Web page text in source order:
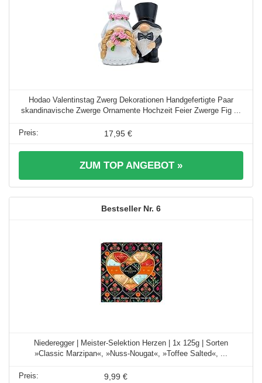
Hodao Valentinstag Zwerg Dekorationen Handgefertigte Paar
skandinavische Zwerge Ornamente Hochzeit Feier Zwerge Fig ...
17,95 €
ZUM TOP ANGEBOT »
6
Niederegger | Meister-Selektion Herzen | 1x 125g | Sorten
»Classic Marzipan«, »Nuss-Nougat«, »Toffee Salted«, ...
9,99 €